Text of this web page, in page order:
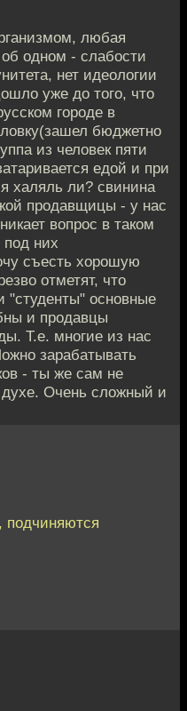
любая
об одном - слабости
нет идеологии
уже до того, что
городе в
бюджетно
из человек пяти
едой и при
халяль ли? свинина
продавщицы - у нас
вопрос в таком
них
съесть хорошую
отметят, что
"студенты" основные
и продавцы
Т.е. многие из нас
зарабатывать
- ты же сам не
Очень сложный и
подчиняются